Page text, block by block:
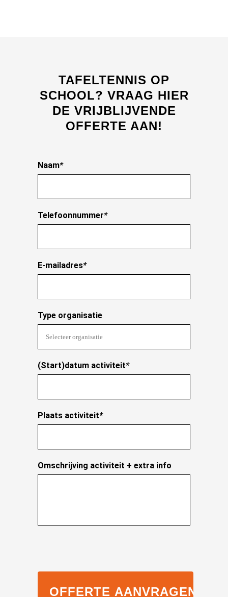
TAFELTENNIS OP
SCHOOL? VRAAG HIER
DE VRIJBLIJVENDE
OFFERTE AAN!
Naam*
Telefoonnummer*
E-mailadres*
Type organisatie
(Start)datum activiteit*
Plaats activiteit*
Omschrijving activiteit + extra info